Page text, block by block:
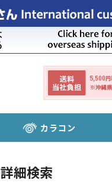
カラコン
詳細検索